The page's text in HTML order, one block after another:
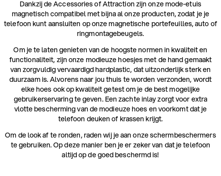
Dankzij de Accessories of Attraction zijn onze mode-etuis
magnetisch compatibel met bijna al onze producten, zodat je je
telefoon kunt aansluiten op onze magnetische portefeuilles, auto of
ringmontagebeugels.
Om je te laten genieten van de hoogste normen in kwaliteit en
functionaliteit, zijn onze modieuze hoesjes met de hand gemaakt
van zorgvuldig vervaardigd hardplastic, dat uitzonderlijk sterk en
duurzaam is. Alvorens naar jou thuis te worden verzonden, wordt
elke hoes ook op kwaliteit getest om je de best mogelijke
gebruikerservaring te geven. Een zachte inlay zorgt voor extra
vlotte bescherming van de modieuze hoes en voorkomt dat je
telefoon deuken of krassen krijgt.
Om de look af te ronden, raden wij je aan onze schermbeschermers
te gebruiken. Op deze manier ben je er zeker van dat je telefoon
altijd op de goed beschermd is!